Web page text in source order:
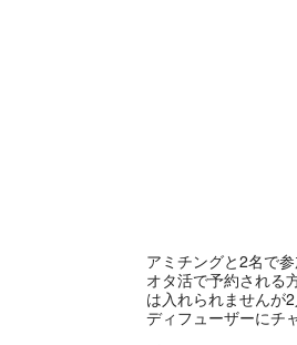
アミチングと2名で
オタ活で予約される
は入れられませんが
ディフューザーにチ